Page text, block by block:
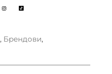
, Брендови,